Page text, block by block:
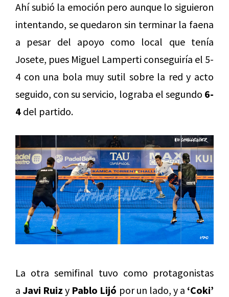
Ahí subió la emoción pero aunque lo siguieron
intentando, se quedaron sin terminar la faena
a pesar del apoyo como local que tenía
Josete, pues Miguel Lamperti conseguiría el 5-
4 con una bola muy sutil sobre la red y acto
seguido, con su servicio, lograba el segundo 6-
4 del partido.
La otra semifinal tuvo como protagonistas
aJavi Ruiz y Pablo Lijó por un lado, y a ‘Coki’